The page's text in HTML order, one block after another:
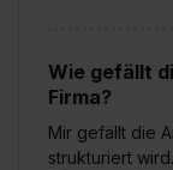
Wie gefällt
Firma?
Mir gefällt die
strukturiert